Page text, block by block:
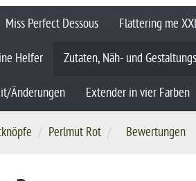
Miss Perfect Dessous Flattering me
Helfer Zutaten, Näh- und
Änderungen Extender in vier Farben
Perlmut Rot Bewertungen